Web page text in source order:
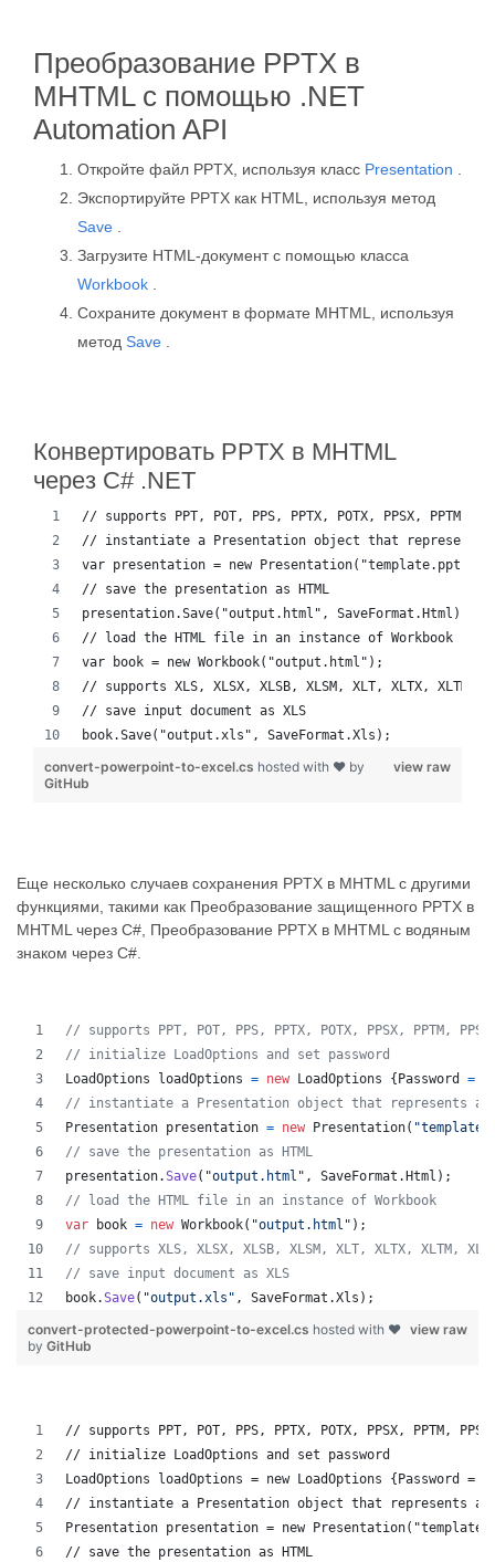
Преобразование PPTX в
MHTML с помощью .NET
Automation API
Откройте файл PPTX, используя класс Presentation
Экспортируйте PPTX как HTML, используя метод
Save
Загрузите HTML-документ с помощью класса
Workbook
Сохраните документ в формате MHTML, используя
метод Save
Конвертировать PPTX в MHTML
через C# .NET
// supports PPT, POT, PPS, PPTX, POTX, PPSX, PPTM,
// instantiate a Presentation object that represents
var presentation = new Presentation("template.ppt");
// save the presentation as HTML
presentation.Save("output.html", SaveFormat.Html);
// load the HTML file in an instance of Workbook
var book = new Workbook("output.html");
// supports XLS, XLSX, XLSB, XLSM, XLT, XLTX, XLTM,
// save input document as XLS
book.Save("output.xls", SaveFormat.Xls);
view raw
convert-powerpoint-to-excel.cs hosted with ❤ by
GitHub
Еще несколько случаев сохранения PPTX в MHTML с другими
функциями, такими как Преобразование защищенного PPTX в
MHTML через C#, Преобразование PPTX в MHTML с водяным
знаком через C#.
// supports PPT, POT, PPS, PPTX, POTX, PPSX, PPTM,
// initialize LoadOptions and set password
LoadOptions
loadOptions = new LoadOptions { Password =
// instantiate a Presentation object that represents a
Presentation presentation = new Presentation(
// save the presentation as HTML
presentation.Save( "output.html" , SaveFormat . Html ) ;
// load the HTML file in an instance of Workbook
var
book = new Workbook( "output.html" ) ;
// supports XLS, XLSX, XLSB, XLSM, XLT, XLTX, XLTM,
// save input document as XLS
book.Save( "output.xls" , SaveFormat .Xls ) ;
view raw
convert-protected-powerpoint-to-excel.cs hosted with ❤
by GitHub
// supports PPT, POT, PPS, PPTX, POTX, PPSX, PPTM,
// initialize LoadOptions and set password
LoadOptions loadOptions = new LoadOptions {Password =
// instantiate a Presentation object that represents a
Presentation presentation = new
// save the presentation as HTML